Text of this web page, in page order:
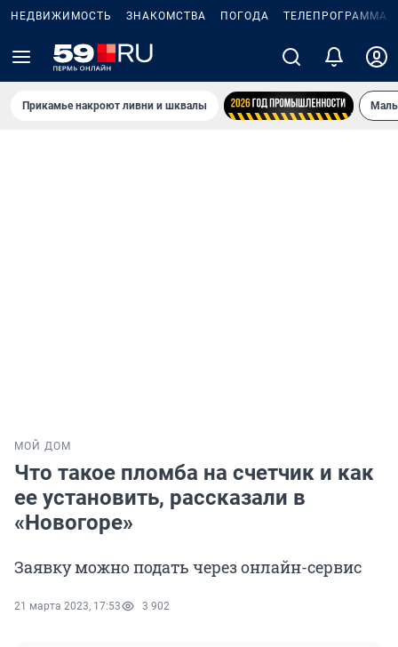
НЕДВИЖИМОСТЬ ЗНАКОМСТВА ПОГОДА ТЕЛЕПРОГРАММА
Прикамье накроют ливни и шквалы
МОЙ ДОМ
Что такое пломба на счетчик и как
ее установить, рассказали в
«Новогоре»
Заявку можно подать через онлайн-сервис
21 марта 2023, 17:53 3 902